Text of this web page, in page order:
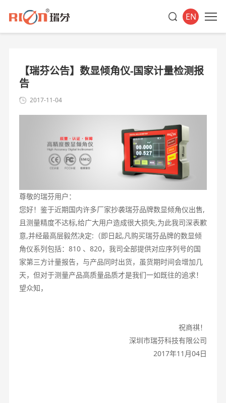
EN
【瑞芬公告】数显倾角仪-国家计量检测报
告
2017-11-04
尊敬的瑞芬用户：
您好！鉴于近期国内许多厂家抄袭瑞芬品牌数显倾角仪出售,
且测量精度不达标,给广大用户造成很大损失,为此我司深表歉
意,并经最高层毅然决定:（即日起,凡购买瑞芬品牌的数显倾
角仪系列包括：810 、820，我司全部提供对应序列号的国
家第三方计量报告，与产品同时出货，虽货期时间会增加几
天，但对于测量产品高质量品质才是我们一如既往的追求！
望众知，
祝商祺！
深圳市瑞芬科技有限公司
2017年11月04日